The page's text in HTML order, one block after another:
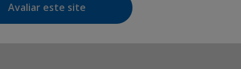
Avaliar este site